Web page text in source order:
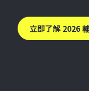
立即了解 2026